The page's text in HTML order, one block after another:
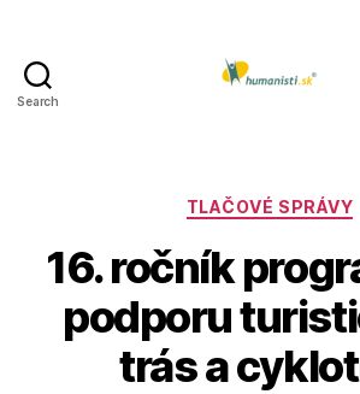
Search
Kategórie
TLAČOVÉ SPRÁVY
16. ročník
podporu
trás a